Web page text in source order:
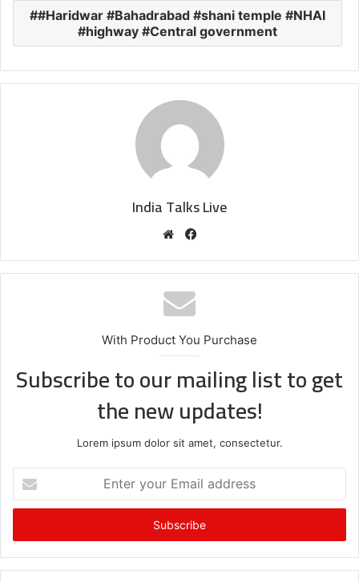
#Haridwar #Bahadrabad #shani temple #NHAI
#highway #Central government
India Talks Live
We
te
bo
With Product You Purchase
Subscribe to our mailing list to get
the new updates!
Lorem ipsum dolor sit amet, consectetur.
t
r
y